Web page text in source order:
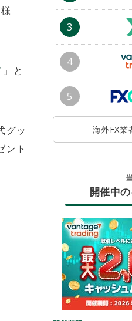
」と
グッ
ント
3
4
5
海外FX業
開催中